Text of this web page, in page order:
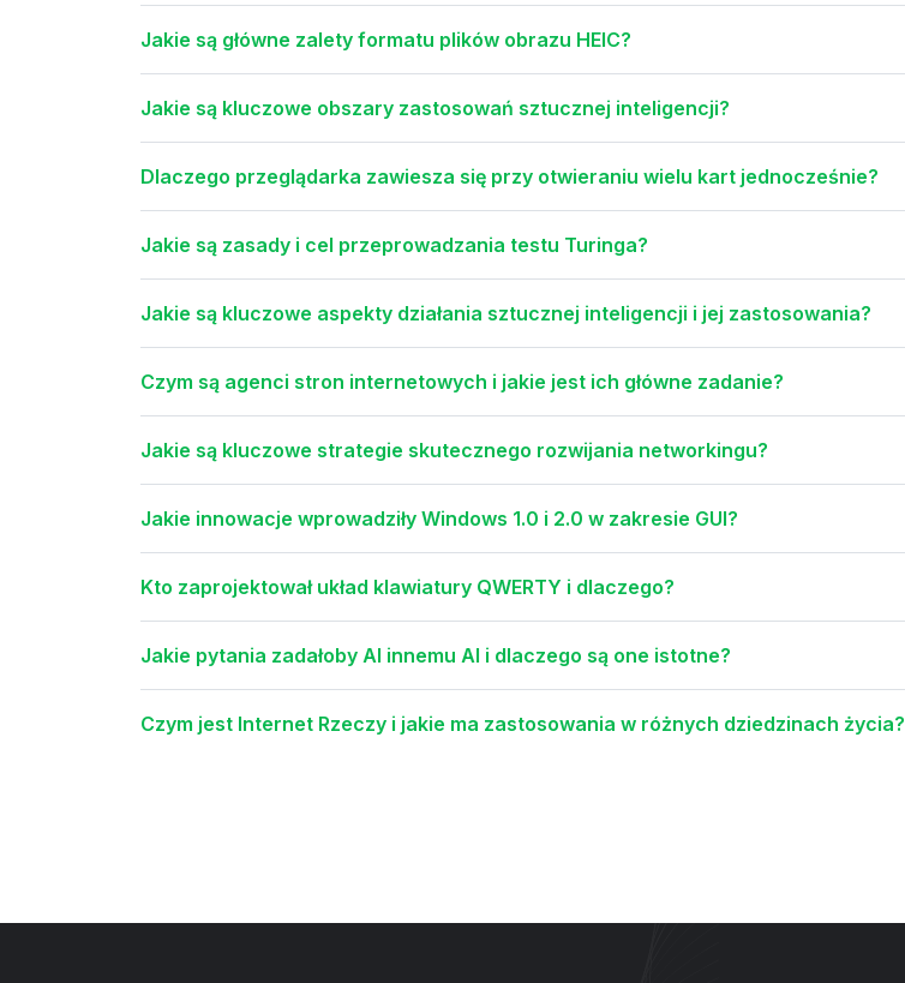
Jakie są główne zalety formatu plików obrazu HEIC?
Jakie są kluczowe obszary zastosowań sztucznej inteligencji?
Dlaczego przeglądarka zawiesza się przy otwieraniu wielu kart jednocześnie?
Jakie są zasady i cel przeprowadzania testu Turinga?
Jakie są kluczowe aspekty działania sztucznej inteligencji i jej zastosowania?
Czym są agenci stron internetowych i jakie jest ich główne zadanie?
Jakie są kluczowe strategie skutecznego rozwijania networkingu?
Jakie innowacje wprowadziły Windows 1.0 i 2.0 w zakresie GUI?
Kto zaprojektował układ klawiatury QWERTY i dlaczego?
Jakie pytania zadałoby AI innemu AI i dlaczego są one istotne?
Czym jest Internet Rzeczy i jakie ma zastosowania w różnych dziedzinach życia?